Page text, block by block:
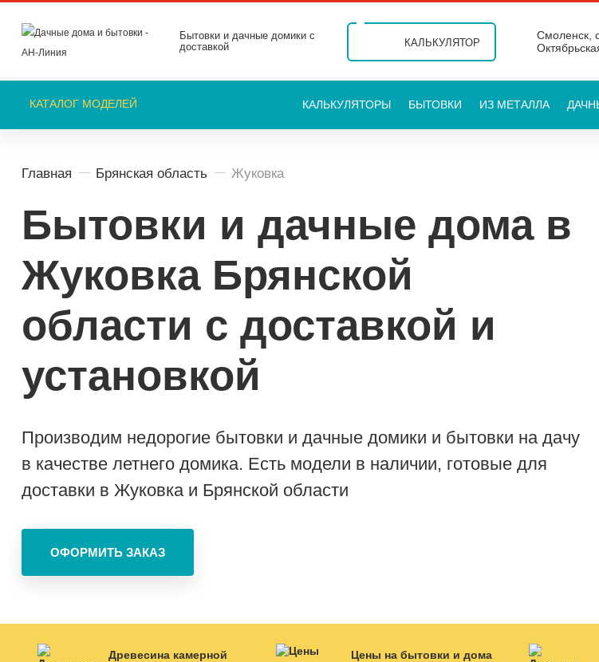
Бытовки и дачные домики с
доставкой
КАЛЬКУЛЯТОР
Смоленск,
КАТАЛОГМОДЕЛЕЙ КАЛЬКУЛЯТОРЫ БЫТОВКИ ИЗ МЕТАЛЛА
Главная Брянская область Жуковка
Бытовки и дачные дома в
Жуковка Брянской
области с доставкой и
установкой
Производим недорогие бытовки и дачные домики и бытовки на дачу
в качестве летнего домика. Есть модели в наличии, готовые для
доставки в Жуковка и Брянской области
Древесина камерной
Цены на бытовки и дома